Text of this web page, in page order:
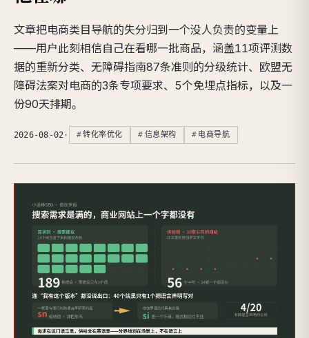
文章把电商类目导航的失分归到一个没人负责的变量上
——用户此刻相信自己在看哪一批商品，涵盖11项评测数
据的重新分类、无障碍指南87条准则的分级统计、欧盟无
障碍法案对电商的3条专项要求、5个免埋点指标，以及一
份90天排期。
2026-08-02 · 转化率优化 信息架构 电商导航